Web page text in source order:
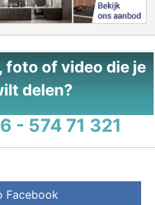
foto of video die je
delen?
- 574 71 321
Facebook